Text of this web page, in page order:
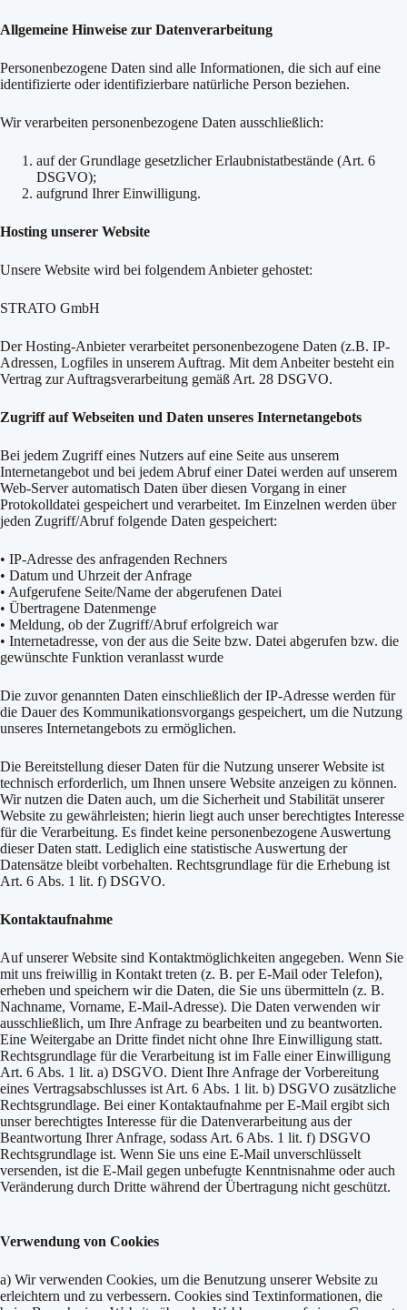
Allgemeine Hinweise zur Datenverarbeitung
Personenbezogene Daten sind alle Informationen, die sich auf eine
identifizierte oder identifizierbare natürliche Person beziehen.
Wir verarbeiten personenbezogene Daten ausschließlich:
auf der Grundlage gesetzlicher Erlaubnistatbestände (Art. 6
DSGVO);
aufgrund Ihrer Einwilligung.
Hosting unserer Website
Unsere Website wird bei folgendem Anbieter gehostet:
STRATO GmbH
Der Hosting-Anbieter verarbeitet personenbezogene Daten (z.B. IP-
Adressen, Logfiles in unserem Auftrag. Mit dem Anbeiter besteht ein
Vertrag zur Auftragsverarbeitung gemäß Art. 28 DSGVO.
Zugriff auf Webseiten und Daten unseres Internetangebots
Bei jedem Zugriff eines Nutzers auf eine Seite aus unserem
Internetangebot und bei jedem Abruf einer Datei werden auf unserem
Web-Server automatisch Daten über diesen Vorgang in einer
Protokolldatei gespeichert und verarbeitet. Im Einzelnen werden über
jeden Zugriff/Abruf folgende Daten gespeichert:
• IP-Adresse des anfragenden Rechners
• Datum und Uhrzeit der Anfrage
• Aufgerufene Seite/Name der abgerufenen Datei
• Übertragene Datenmenge
• Meldung, ob der Zugriff/Abruf erfolgreich war
• Internetadresse, von der aus die Seite bzw. Datei abgerufen bzw. die
gewünschte Funktion veranlasst wurde
Die zuvor genannten Daten einschließlich der IP-Adresse werden für
die Dauer des Kommunikationsvorgangs gespeichert, um die Nutzung
unseres Internetangebots zu ermöglichen.
Die Bereitstellung dieser Daten für die Nutzung unserer Website ist
technisch erforderlich, um Ihnen unsere Website anzeigen zu können.
Wir nutzen die Daten auch, um die Sicherheit und Stabilität unserer
Website zu gewährleisten; hierin liegt auch unser berechtigtes Interesse
für die Verarbeitung. Es findet keine personenbezogene Auswertung
dieser Daten statt. Lediglich eine statistische Auswertung der
Datensätze bleibt vorbehalten. Rechtsgrundlage für die Erhebung ist
Art. 6 Abs. 1 lit. f) DSGVO.
Kontaktaufnahme
Auf unserer Website sind Kontaktmöglichkeiten angegeben. Wenn Sie
mit uns freiwillig in Kontakt treten (z. B. per E-Mail oder Telefon),
erheben und speichern wir die Daten, die Sie uns übermitteln (z. B.
Nachname, Vorname, E-Mail-Adresse). Die Daten verwenden wir
ausschließlich, um Ihre Anfrage zu bearbeiten und zu beantworten.
Eine Weitergabe an Dritte findet nicht ohne Ihre Einwilligung statt.
Rechtsgrundlage für die Verarbeitung ist im Falle einer Einwilligung
Art. 6 Abs. 1 lit. a) DSGVO. Dient Ihre Anfrage der Vorbereitung
eines Vertragsabschlusses ist Art. 6 Abs. 1 lit. b) DSGVO zusätzliche
Rechtsgrundlage. Bei einer Kontaktaufnahme per E-Mail ergibt sich
unser berechtigtes Interesse für die Datenverarbeitung aus der
Beantwortung Ihrer Anfrage, sodass Art. 6 Abs. 1 lit. f) DSGVO
Rechtsgrundlage ist. Wenn Sie uns eine E-Mail unverschlüsselt
versenden, ist die E-Mail gegen unbefugte Kenntnisnahme oder auch
Veränderung durch Dritte während der Übertragung nicht geschützt.
Verwendung von Cookies
a) Wir verwenden Cookies, um die Benutzung unserer Website zu
erleichtern und zu verbessern. Cookies sind Textinformationen, die